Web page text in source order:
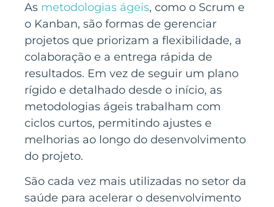
As metodologias ágeis, como o Scrum e
o Kanban, são formas de gerenciar
projetos que priorizam a flexibilidade, a
colaboração e a entrega rápida de
resultados. Em vez de seguir um plano
rígido e detalhado desde o início, as
metodologias ágeis trabalham com
ciclos curtos, permitindo ajustes e
melhorias ao longo do desenvolvimento
do projeto.
São cada vez mais utilizadas no setor da
saúde para acelerar o desenvolvimento